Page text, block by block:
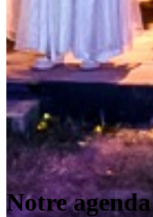
Notre agenda